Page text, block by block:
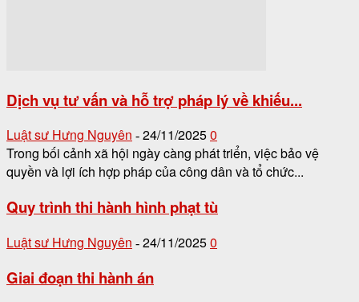
Dịch vụ tư vấn và hỗ trợ pháp lý về khiếu...
Luật sư Hưng Nguyên - 24/11/20250
Trong bối cảnh xã hội ngày càng phát triển, việc bảo vệ
quyền và lợi ích hợp pháp của công dân và tổ chức...
Quy trình thi hành hình phạt tù
Luật sư Hưng Nguyên - 24/11/20250
Giai đoạn thi hành án